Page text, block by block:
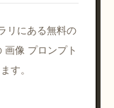
リにある無料の
画像 プロンプト
す。